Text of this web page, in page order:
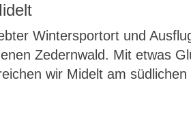
Wintersportort und
Zedernwald. Mit etwas
wir Midelt am